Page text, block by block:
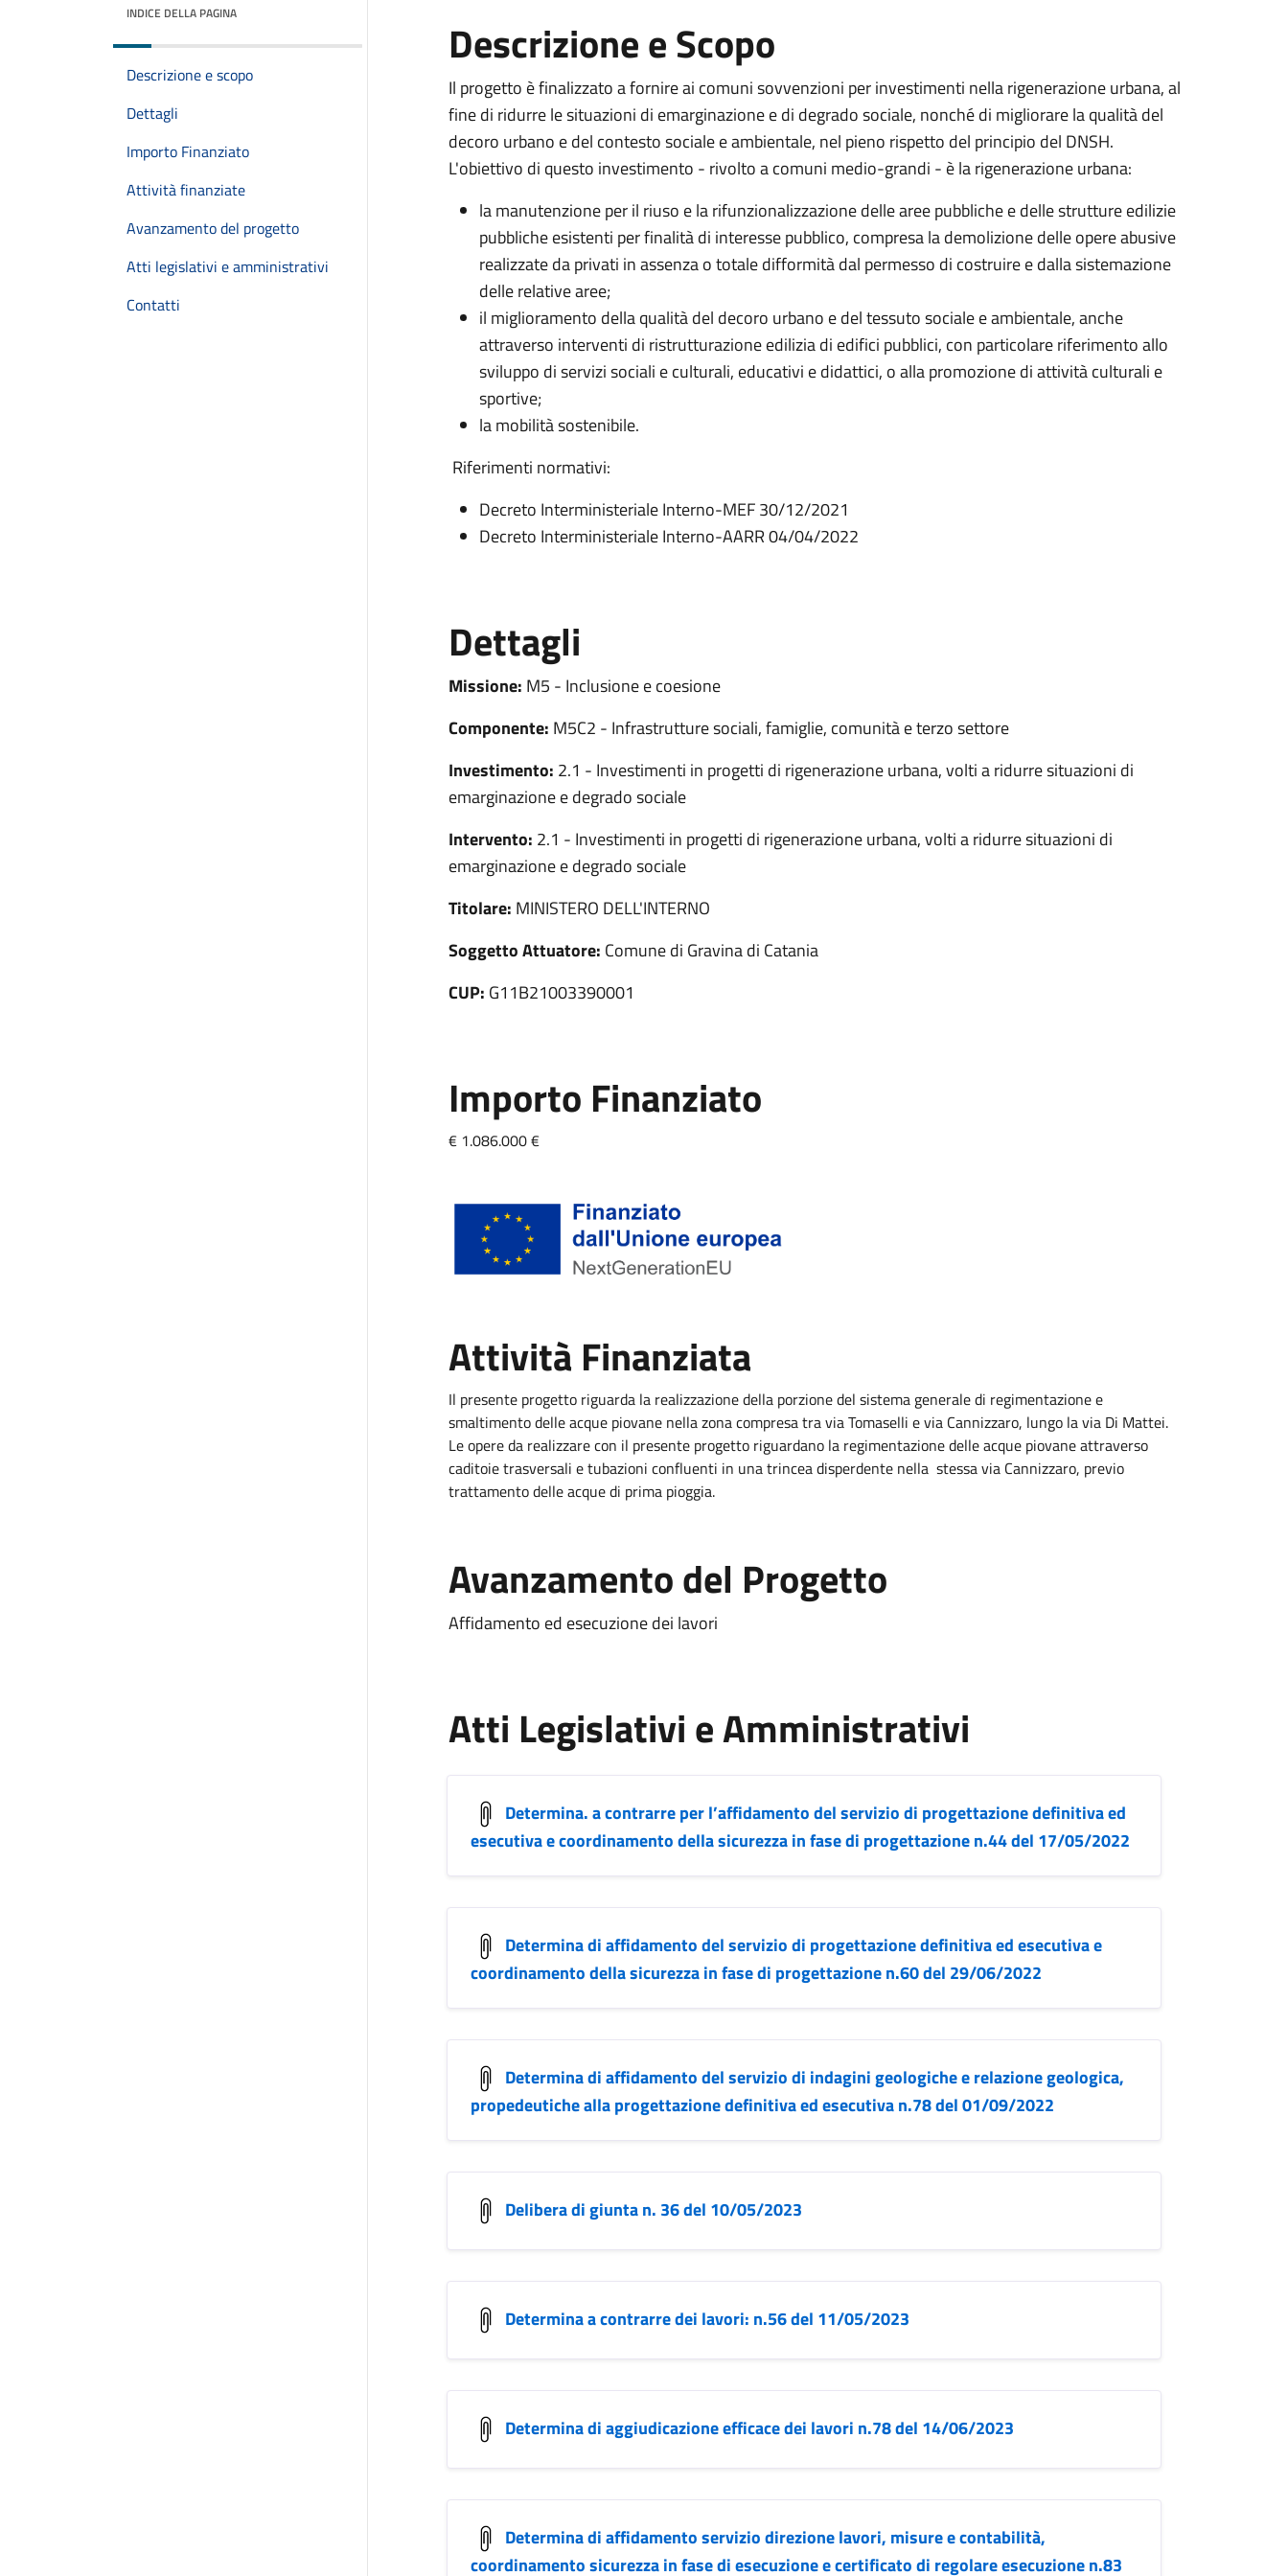
INDICE DELLA PAGINA
Descrizione e scopo
Dettagli
Importo Finanziato
Attività finanziate
Avanzamento del progetto
Atti legislativi e amministrativi
Contatti
Descrizione e Scopo
Il progetto è finalizzato a fornire ai comuni sovvenzioni per investimenti nella rigenerazione urbana, al
fine di ridurre le situazioni di emarginazione e di degrado sociale, nonché di migliorare la qualità del
decoro urbano e del contesto sociale e ambientale, nel pieno rispetto del principio del DNSH.
L'obiettivo di questo investimento - rivolto a comuni medio-grandi - è la rigenerazione urbana:
la manutenzione per il riuso e la rifunzionalizzazione delle aree pubbliche e delle strutture edilizie
pubbliche esistenti per finalità di interesse pubblico, compresa la demolizione delle opere abusive
realizzate da privati in assenza o totale difformità dal permesso di costruire e dalla sistemazione
delle relative aree;
il miglioramento della qualità del decoro urbano e del tessuto sociale e ambientale, anche
attraverso interventi di ristrutturazione edilizia di edifici pubblici, con particolare riferimento allo
sviluppo di servizi sociali e culturali, educativi e didattici, o alla promozione di attività culturali e
sportive;
la mobilità sostenibile.
Riferimenti normativi:
Decreto Interministeriale Interno-MEF 30/12/2021
Decreto Interministeriale Interno-AARR 04/04/2022
Dettagli
Missione: M5 - Inclusione e coesione
Componente: M5C2 - Infrastrutture sociali, famiglie, comunità e terzo settore
Investimento: 2.1 - Investimenti in progetti di rigenerazione urbana, volti a ridurre situazioni di
emarginazione e degrado sociale
Intervento: 2.1 - Investimenti in progetti di rigenerazione urbana, volti a ridurre situazioni di
emarginazione e degrado sociale
Titolare: MINISTERO DELL'INTERNO
Soggetto Attuatore: Comune di Gravina di Catania
CUP: G11B21003390001
Importo Finanziato
€ 1.086.000 €
Attività Finanziata
Il presente progetto riguarda la realizzazione della porzione del sistema generale di regimentazione e
smaltimento delle acque piovane nella zona compresa tra via Tomaselli e via Cannizzaro, lungo la via Di Mattei.
Le opere da realizzare con il presente progetto riguardano la regimentazione delle acque piovane attraverso
caditoie trasversali e tubazioni confluenti in una trincea disperdente nella stessa via Cannizzaro, previo
trattamento delle acque di prima pioggia.
Avanzamento del Progetto
Affidamento ed esecuzione dei lavori
Atti Legislativi e Amministrativi
Determina. a contrarre per l’affidamento del servizio di progettazione definitiva ed
esecutiva e coordinamento della sicurezza in fase di progettazione n.44 del 17/05/2022
Determina di affidamento del servizio di progettazione definitiva ed esecutiva e
coordinamento della sicurezza in fase di progettazione n.60 del 29/06/2022
Determina di affidamento del servizio di indagini geologiche e relazione geologica,
propedeutiche alla progettazione definitiva ed esecutiva n.78 del 01/09/2022
Delibera di giunta n. 36 del 10/05/2023
Determina a contrarre dei lavori: n.56 del 11/05/2023
Determina di aggiudicazione efficace dei lavori n.78 del 14/06/2023
Determina di affidamento servizio direzione lavori, misure e contabilità,
coordinamento sicurezza in fase di esecuzione e certificato di regolare esecuzione n.83